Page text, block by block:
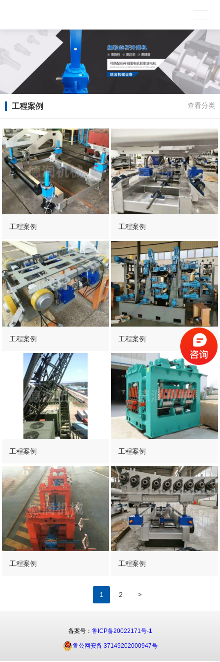
工程案例 查看分类
工程案例 工程案例
工程案例 工程案例
工程案例 工程案例
工程案例 工程案例
1 2 >
备案号： 鲁ICP备20022171号-1
鲁公网安备 37149202000947号